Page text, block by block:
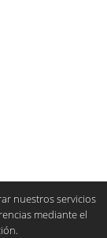
nuestros servicios
mediante el